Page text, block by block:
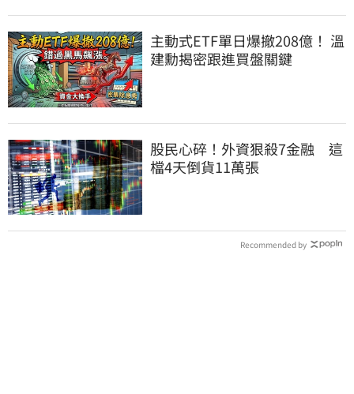
主動式ETF單日爆撤208億！ 溫
建勳揭密跟進買盤關鍵
股民心碎！外資狠殺7金融 這
檔4天倒貨11萬張
Recommended by